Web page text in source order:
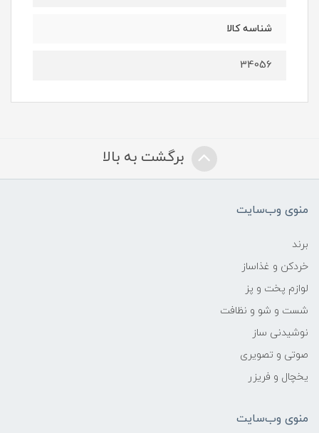
شناسه کالا
34056
برگشت به بالا
منوی وب‌سایت
برند
خردکن و غذاساز
لوازم پخت و پز
شست و شو و نظافت
نوشیدنی ساز
صوتی و تصویری
یخچال و فریزر
منوی وب‌سایت